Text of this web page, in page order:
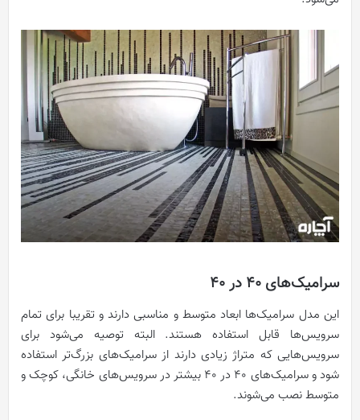
سرامیک‌های ۴۰ در ۴۰
این مدل سرامیک‌ها ابعاد متوسط و مناسبی دارند و تقریبا برای تمام
سرویس‌ها قابل استفاده هستند. البته توصیه می‌شود برای
سرویس‌هایی که متراژ زیادی دارند از سرامیک‌های بزرگ‌تر استفاده
شود و سرامیک‌های 40 در 40 بیشتر در سرویس‌های خانگی، کوچک و
متوسط نصب می‌شوند.